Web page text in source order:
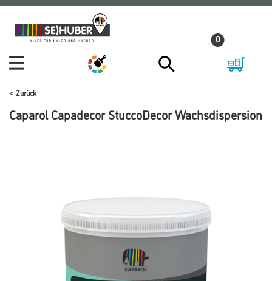
Zum
Inhalt
Zum
Navigationsmenü
0
Zurück
Caparol Capadecor StuccoDecor Wachsdispersion